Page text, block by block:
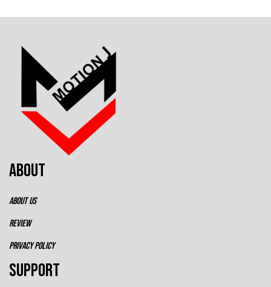
ABOUT
ABOUT US
REVIEW
PRIVACY POLICY
SUPPORT